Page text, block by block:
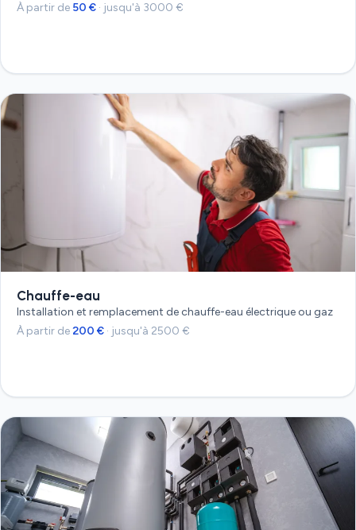
À partir de 50 € · jusqu'à 3000 €
Chauffe-eau
Installation et remplacement de chauffe-eau électrique ou gaz
À partir de200 € · jusqu'à 2500 €